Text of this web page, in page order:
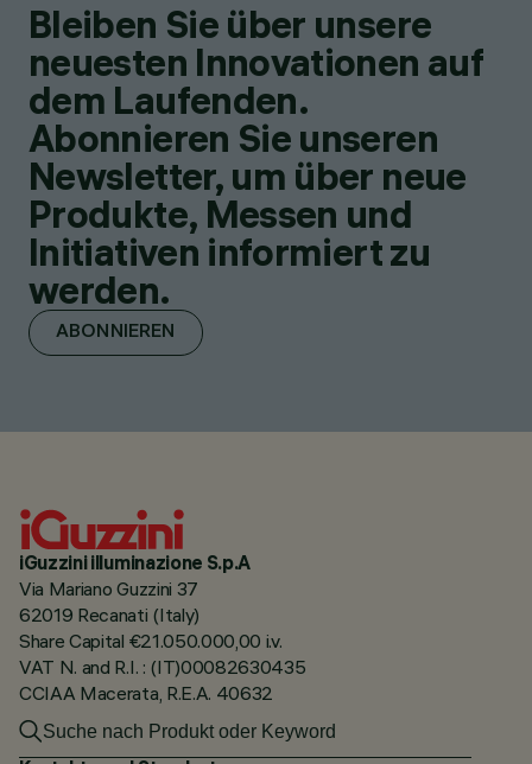
Bleiben Sie über unsere
neuesten Innovationen auf
dem Laufenden.
Abonnieren Sie unseren
Newsletter, um über neue
Produkte, Messen und
Initiativen informiert zu
werden.
ABONNIEREN
iGuzzini illuminazione S.p.A
Via Mariano Guzzini 37
62019 Recanati (Italy)
Share Capital €21.050.000,00 i.v.
VAT N. and R.I. : (IT)00082630435
CCIAA Macerata, R.E.A. 40632